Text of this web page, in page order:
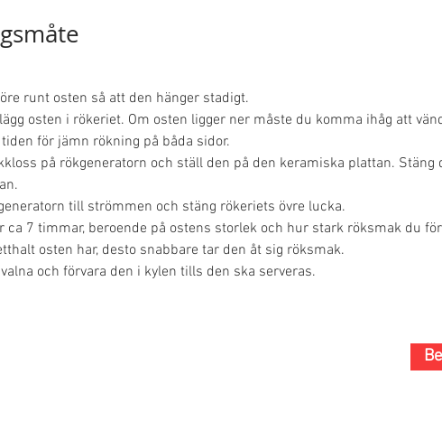
runt osten så att den hänger stadigt.
osten i rökeriet. Om osten ligger ner måste du komma ihåg att
för jämn rökning på båda sidor.
på rökgeneratorn och ställ den på den keramiska plattan. Stäng
till strömmen och stäng rökeriets övre lucka.
ca 7 timmar, beroende på ostens storlek och hur stark röksmak du
osten har, desto snabbare tar den åt sig röksmak.
och förvara den i kylen tills den ska serveras.